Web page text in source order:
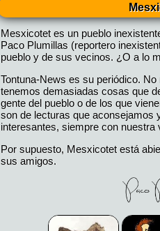
Mesxicotet es un pueblo
Paco Plumillas (reportero
pueblo y de sus vecinos. ¿O a lo
Tontuna-News es su periódico.
tenemos demasiadas cosas que
gente del pueblo o de los que
son de lecturas que aconsejamos
interesantes, siempre con nuestra
Por supuesto, Mesxicotet está
sus amigos.